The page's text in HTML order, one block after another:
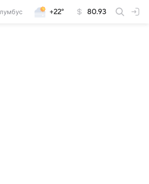
+22° 80.93